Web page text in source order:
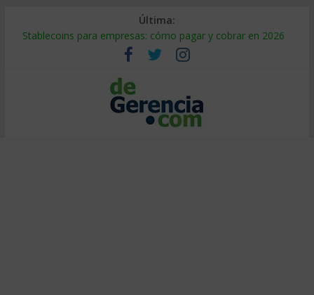
Última:
Stablecoins para empresas: cómo pagar y cobrar en 2026
Despido silencioso: qué es y por qué sale tan caro
IA en selección de personal: cómo auditarla a tiempo
Trabajo forzoso en la cadena de suministro: qué hacer
Mercado hispano de EE. UU.: cómo segmentarlo y venderle